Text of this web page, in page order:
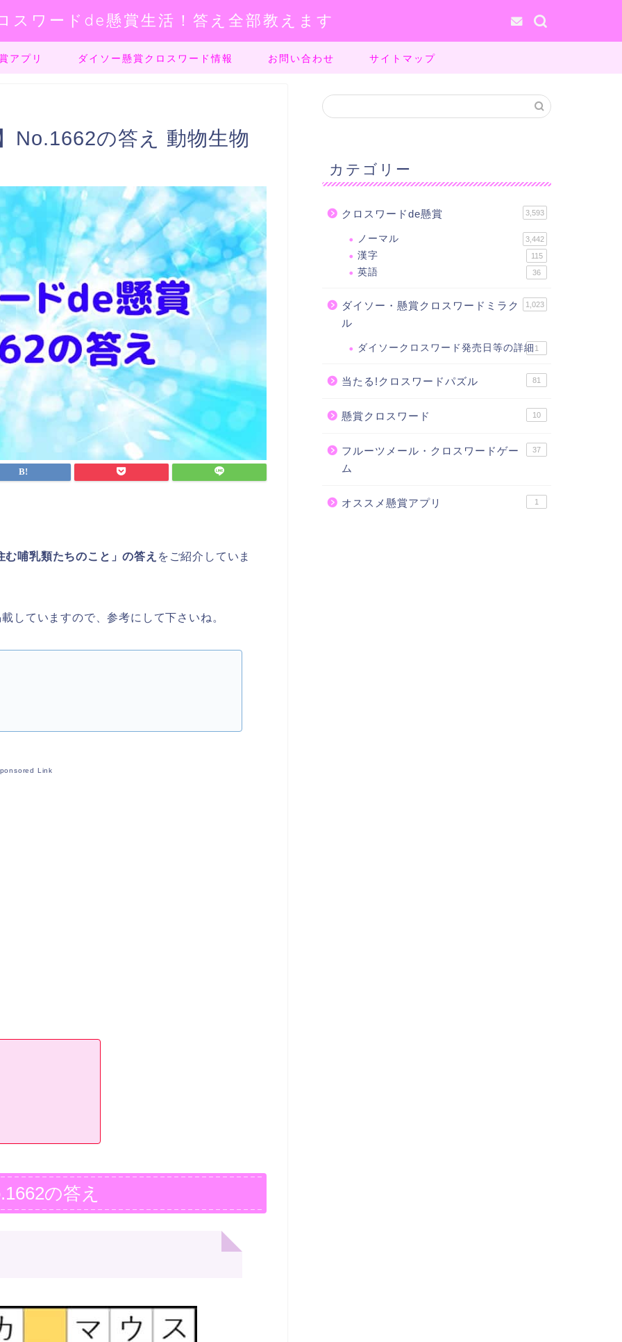
スワードde懸賞生活！答え全部教えます
アプリ ダイソー懸賞クロスワード情報 お問い合わせ サイトマップ
No.1662の答え 動物生物
哺乳類たちのこと」の答え をご紹介していま
していますので、参考にして下さいね。
Link
の答え
カテゴリー
クロスワードde懸賞 3,593
ノーマル 3,442
漢字 115
英語 36
ダイソー・懸賞クロスワードミラク
ル
1,023
ダイソークロスワード発売日等の詳細 1
当たる!クロスワードパズル 81
懸賞クロスワード 10
フルーツメール・クロスワードゲー
ム
37
オススメ懸賞アプリ 1